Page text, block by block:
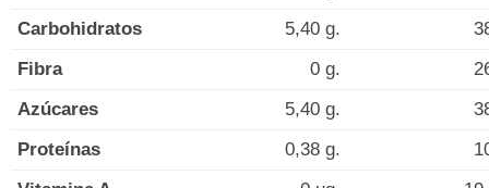
Carbohidratos
5,40 g.
Fibra
0 g.
Azúcares
5,40 g.
Proteínas
0,38 g.